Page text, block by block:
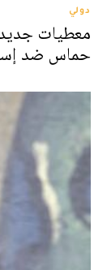
دولي
معطيات
حماس ضد